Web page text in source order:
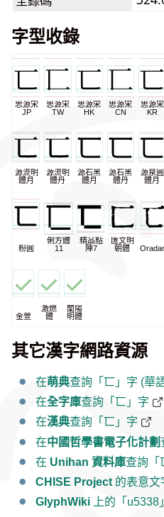
字型收錄
思源宋
JP
思源宋
TW
思源宋
HK
思源宋
CN
思源宋
KR
源流明
體月
源流明
體丹
源石黑
體月
源石黑
體丹
源泉圓
體月
粉圓
俐方體
11
精品點
陣7
匯文明
朝體
金萱
激燃
體
蘭陽
明體
其它漢字網路資源
在萌典查詢「匸」字 (華
在全字庫查詢「匸」字
在漢典查詢「匸」字
在中國哲學書電子化計劃
在 Unihan 資料庫查詢「
CHISE Project 的表意文
GlyphWiki 上的「u5338」